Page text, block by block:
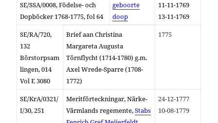
SE/SSA/0008, Födelse- och
Dopböcker 1768-1775, fol 64
geboorte
doop
11-11-1769
13-11-1769
SE/RA/720,
132
Börstorpsam
lingen, 014
Vol E 3080
Brief aan Christina
Margareta Augusta
Törnflycht (1714-1780) g.m.
Axel Wrede-Sparre (1708-
1772)
1775
SE/KrA/0321/
I/30, 251
Meritförteckningar, Närke-
Värmlands regemente,Stabs
24-12-1777
10-08-1779